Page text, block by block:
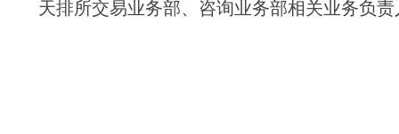
天排所交易业务部、咨询业务部相关业务负责